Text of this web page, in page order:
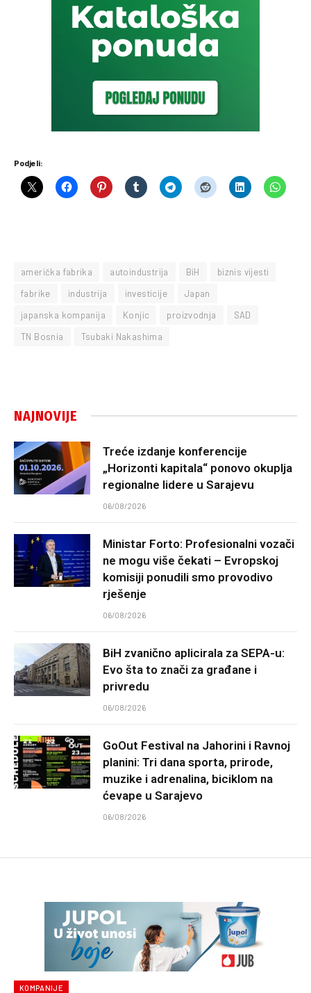
Podjeli:
američka fabrika autoindustrija BiH
biznis vijesti
fabrike
industrija investicije
Japan
japanska kompanija
Konjic proizvodnja
SAD
TN Bosnia
Tsubaki Nakashima
NAJNOVIJE
Treće izdanje konferencije
„Horizonti kapitala“ ponovo okuplja
regionalne lidere u Sarajevu
06/08/2026
Ministar Forto: Profesionalni vozači
ne mogu više čekati – Evropskoj
komisiji ponudili smo provodivo
rješenje
06/08/2026
BiH zvanično aplicirala za SEPA-u:
Evo šta to znači za građane i
privredu
06/08/2026
GoOut Festival na Jahorini i Ravnoj
planini: Tri dana sporta, prirode,
muzike i adrenalina, biciklom na
ćevape u Sarajevo
06/08/2026
KOMPANIJE